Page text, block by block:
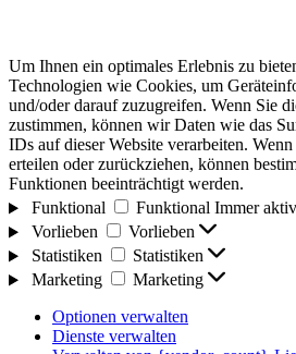
Um Ihnen ein optimales Erlebnis zu
Technologien wie Cookies, um
und/oder darauf zuzugreifen. Wenn Sie
zustimmen, können wir Daten wie das
IDs auf dieser Website verarbeiten.
erteilen oder zurückziehen, können
Funktionen beeinträchtigt werden.
Funktional
Funktional Immer aktiv
Vorlieben
Vorlieben
Statistiken
Statistiken
Marketing
Marketing
Optionen verwalten
Dienste verwalten